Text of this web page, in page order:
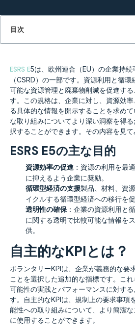
目次
ESRS E5は、欧州連合（EU）の企業持
（CSRD）の一部です。資源利用と循
可能な資源管理と廃棄物削減を促進す
す。この規格は、企業に対し、資源効
る具体的な情報を開示することを求め
な取り組みについてより深い洞察を得
択することができます。その内容を見て
ESRS E5の主な目的
資源効率の促進 ：資源の利用を最
に抑えるよう企業に奨励。
循環型経済の支援製品、材料、資
イクルする循環型経済への移行を促
透明性の確保 ：企業の資源利用と
に関する透明で比較可能な情報を
供。
自主的なKPIとは？
ボランタリーKPIは、企業が義務的な要
ことを選択した追加的な指標です。こ
可能性の実践とパフォーマンスに対す
す。自主的なKPIは、規制上の要求事項
能性への取り組みについて、より簡潔
に使用することができます。